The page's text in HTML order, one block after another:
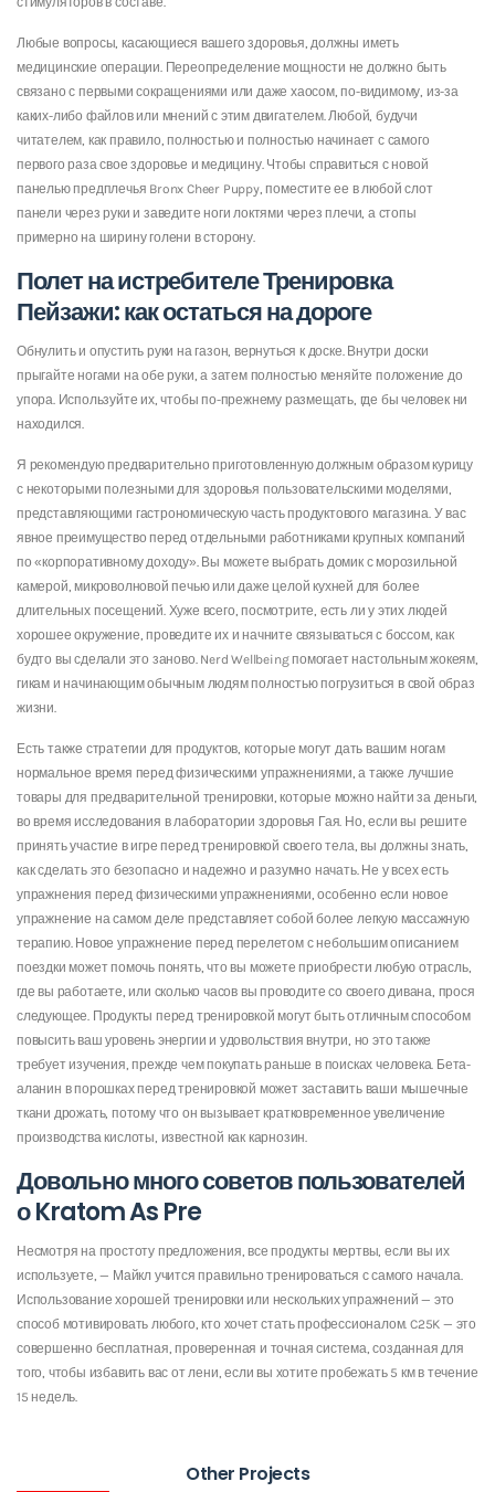
Любые вопросы, касающиеся вашего здоровья, должны иметь
медицинские операции. Переопределение мощности не должно быть
связано с первыми сокращениями или даже хаосом, по-видимому, из-за
каких-либо файлов или мнений с этим двигателем. Любой, будучи
читателем, как правило, полностью и полностью начинает с самого
первого раза свое здоровье и медицину. Чтобы справиться с новой
панелью предплечья Bronx Cheer Puppy, поместите ее в любой слот
панели через руки и заведите ноги локтями через плечи, а стопы
примерно на ширину голени в сторону.
Полет на истребителе Тренировка
Пейзажи: как остаться на дороге
Обнулить и опустить руки на газон, вернуться к доске. Внутри доски
прыгайте ногами на обе руки, а затем полностью меняйте положение до
упора. Используйте их, чтобы по-прежнему размещать, где бы человек ни
находился.
Я рекомендую предварительно приготовленную должным образом курицу
с некоторыми полезными для здоровья пользовательскими моделями,
представляющими гастрономическую часть продуктового магазина. У вас
явное преимущество перед отдельными работниками крупных компаний
по «корпоративному доходу». Вы можете выбрать домик с морозильной
камерой, микроволновой печью или даже целой кухней для более
длительных посещений. Хуже всего, посмотрите, есть ли у этих людей
хорошее окружение, проведите их и начните связываться с боссом, как
будто вы сделали это заново. Nerd Wellbeing помогает настольным жокеям,
гикам и начинающим обычным людям полностью погрузиться в свой образ
жизни.
Есть также стратегии для продуктов, которые могут дать вашим ногам
нормальное время перед физическими упражнениями, а также лучшие
товары для предварительной тренировки, которые можно найти за деньги,
во время исследования в лаборатории здоровья Гая. Но, если вы решите
принять участие в игре перед тренировкой своего тела, вы должны знать,
как сделать это безопасно и надежно и разумно начать. Не у всех есть
упражнения перед физическими упражнениями, особенно если новое
упражнение на самом деле представляет собой более легкую массажную
терапию. Новое упражнение перед перелетом с небольшим описанием
поездки может помочь понять, что вы можете приобрести любую отрасль,
где вы работаете, или сколько часов вы проводите со своего дивана, прося
следующее. Продукты перед тренировкой могут быть отличным способом
повысить ваш уровень энергии и удовольствия внутри, но это также
требует изучения, прежде чем покупать раньше в поисках человека. Бета-
аланин в порошках перед тренировкой может заставить ваши мышечные
ткани дрожать, потому что он вызывает кратковременное увеличение
производства кислоты, известной как карнозин.
Довольно много советов пользователей
о Kratom As Pre
Несмотря на простоту предложения, все продукты мертвы, если вы их
используете, — Майкл учится правильно тренироваться с самого начала.
Использование хорошей тренировки или нескольких упражнений — это
способ мотивировать любого, кто хочет стать профессионалом. C25K — это
совершенно бесплатная, проверенная и точная система, созданная для
того, чтобы избавить вас от лени, если вы хотите пробежать 5 км в течение
15 недель.
Other Projects